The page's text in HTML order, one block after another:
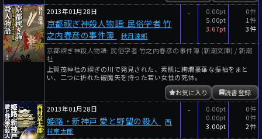
2013年01月28日
京都禊ぎ神殺人物語: 民俗学者 竹
之内春彦の事件簿
秋月達郎
-
0.00pt
5.00pt
3.67pt
0件
1件
3件
京都禊ぎ神殺人物語: 民俗学者 竹之内春彦の事件簿 (新潮文庫) / 新潮
社
上賀茂神社の禊ぎの川で発見された、素肌に絢爛豪華な振袖をまと
い、二つに折れた破魔矢を持った若い女性の死体。
読書登録
お気に入り
2013年01月28日
姫路・新神戸 愛と野望の殺人
西
村京太郎
-
0.00pt
0.00pt
3.00pt
0件
0件
2件